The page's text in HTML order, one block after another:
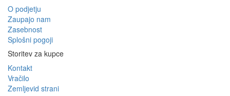
O podjetju
Zaupajo nam
Zasebnost
Splošni pogoji
Storitev za kupce
Kontakt
Vračilo
Zemljevid strani